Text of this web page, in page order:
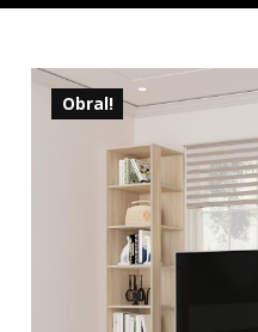
Obral!